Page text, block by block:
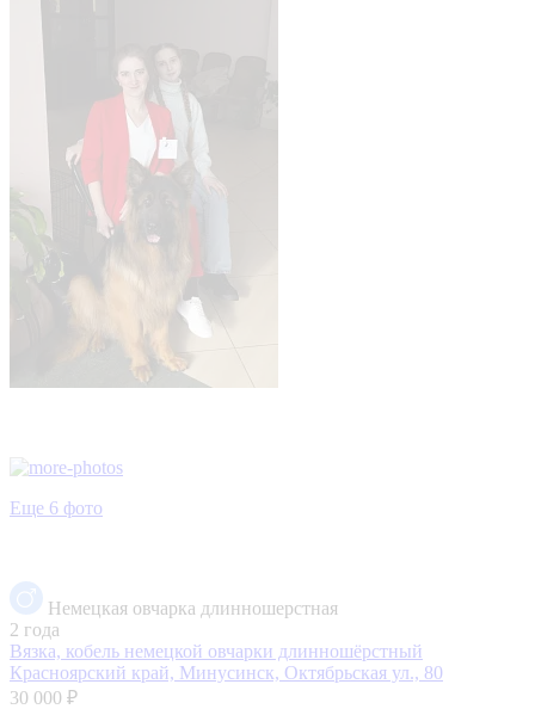
Еще 6 фото
Немецкая овчарка длинношерстная
2 года
Вязка, кобель немецкой овчарки длинношёрстный
Красноярский край, Минусинск, Октябрьская ул., 80
30 000 ₽